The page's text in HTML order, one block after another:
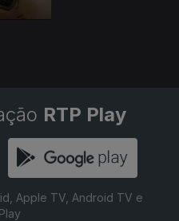
RTP Play
Apple TV, Android TV e